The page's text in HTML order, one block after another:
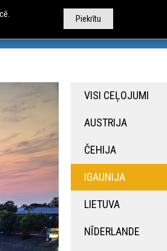
AUTOBUSU NOMA CITI PAKALPOJUMI
VISI CEĻOJUMI
AUSTRIJA
ČEHIJA
IGAUNIJA
LIETUVA
NĪDERLANDE
Piekrītu